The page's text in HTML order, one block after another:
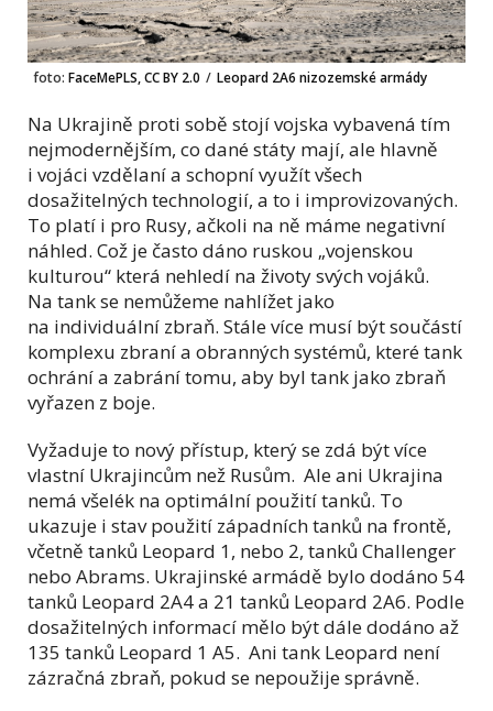
foto: FaceMePLS, CC BY 2.0 / Leopard 2A6 nizozemské armády
Na Ukrajině proti sobě stojí vojska vybavená tím
nejmodernějším, co dané státy mají, ale hlavně
i vojáci vzdělaní a schopní využít všech
dosažitelných technologií, a to i improvizovaných.
To platí i pro Rusy, ačkoli na ně máme negativní
náhled. Což je často dáno ruskou „vojenskou
kulturou“ která nehledí na životy svých vojáků.
Na tank se nemůžeme nahlížet jako
na individuální zbraň. Stále více musí být součástí
komplexu zbraní a obranných systémů, které tank
ochrání a zabrání tomu, aby byl tank jako zbraň
vyřazen z boje.
Vyžaduje to nový přístup, který se zdá být více
vlastní Ukrajincům než Rusům. Ale ani Ukrajina
nemá všelék na optimální použití tanků. To
ukazuje i stav použití západních tanků na frontě,
včetně tanků Leopard 1, nebo 2, tanků Challenger
nebo Abrams. Ukrajinské armádě bylo dodáno 54
tanků Leopard 2A4 a 21 tanků Leopard 2A6. Podle
dosažitelných informací mělo být dále dodáno až
135 tanků Leopard 1 A5. Ani tank Leopard není
zázračná zbraň, pokud se nepoužije správně.